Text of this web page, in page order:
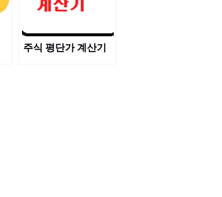
주식 평단가 계산기